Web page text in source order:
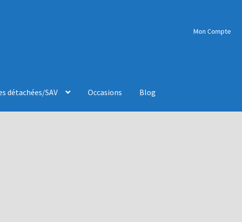
Mon Compte
détachées/SAV Occasions Blog